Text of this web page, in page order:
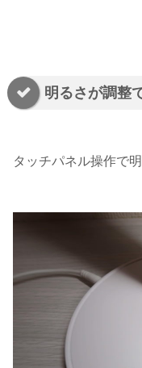
明るさが調整
タッチパネル操作で